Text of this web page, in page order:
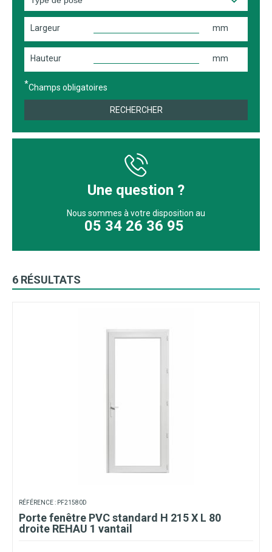
Largeur mm
Hauteur mm
Champs obligatoires
RECHERCHER
Une question ?
Nous sommes à votre disposition au
05 34 26 36 95
6 RÉSULTATS
RÉFÉRENCE : PF21580D
Porte fenêtre PVC standard H 215 X L 80
droite REHAU 1 vantail